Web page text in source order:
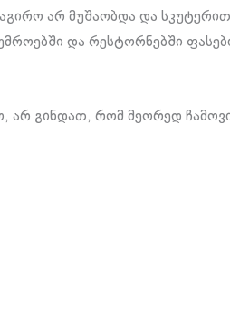
არ მუშაობდა და
და რესტორნებში
გინდათ, რომ მეორედ